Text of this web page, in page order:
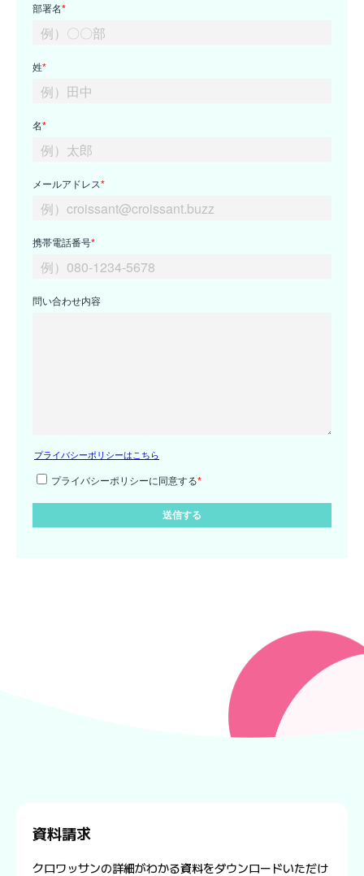
資料請求
クロワッサンの詳細がわかる資料をダウンロードいただけ